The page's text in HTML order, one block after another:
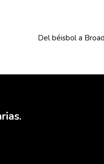
Del béisbol a